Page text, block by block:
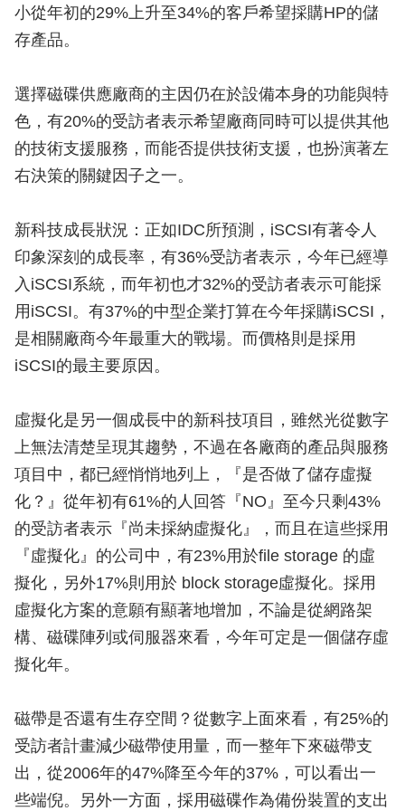
小從年初的29%上升至34%的客戶希望採購HP的儲
存產品。
選擇磁碟供應廠商的主因仍在於設備本身的功能與特
色，有20%的受訪者表示希望廠商同時可以提供其他
的技術支援服務，而能否提供技術支援，也扮演著左
右決策的關鍵因子之一。
新科技成長狀況：正如IDC所預測，iSCSI有著令人
印象深刻的成長率，有36%受訪者表示，今年已經導
入iSCSI系統，而年初也才32%的受訪者表示可能採
用iSCSI。有37%的中型企業打算在今年採購iSCSI，
是相關廠商今年最重大的戰場。而價格則是採用
iSCSI的最主要原因。
虛擬化是另一個成長中的新科技項目，雖然光從數字
上無法清楚呈現其趨勢，不過在各廠商的產品與服務
項目中，都已經悄悄地列上，『是否做了儲存虛擬
化？』從年初有61%的人回答『NO』至今只剩43%
的受訪者表示『尚未採納虛擬化』，而且在這些採用
『虛擬化』的公司中，有23%用於file storage 的虛
擬化，另外17%則用於 block storage虛擬化。採用
虛擬化方案的意願有顯著地增加，不論是從網路架
構、磁碟陣列或伺服器來看，今年可定是一個儲存虛
擬化年。
磁帶是否還有生存空間？從數字上面來看，有25%的
受訪者計畫減少磁帶使用量，而一整年下來磁帶支
出，從2006年的47%降至今年的37%，可以看出一
些端倪。另外一方面，採用磁碟作為備份裝置的支出